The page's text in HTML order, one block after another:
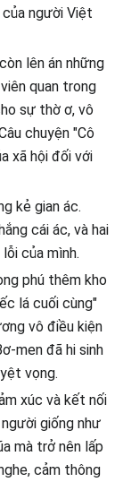
người Việt
lên án những
quan trong
sự thờ ơ, vô
chuyện "Cô
xã hội đối với
kẻ gian ác.
cái ác, và hai
của mình.
phú thêm kho
lá cuối cùng"
vô điều kiện
men đã hi sinh
vọng.
xúc và kết nối
giống như
mà trở nên lấp
cảm thông